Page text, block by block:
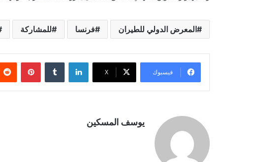
المعرض الدولي للطيران فرنسا للمشاركة
فيسبوك ‫X
لينكدإن
يوسف المسكين